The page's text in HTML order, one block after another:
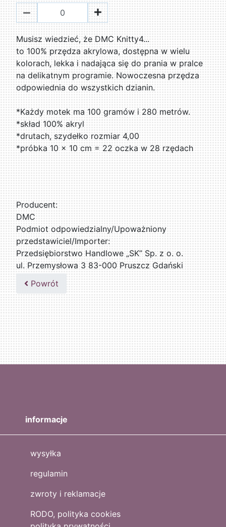
Musisz wiedzieć, że DMC Knitty4...
to 100% przędza akrylowa, dostępna w wielu
kolorach, lekka i nadająca się do prania w pralce
na delikatnym programie. Nowoczesna przędza
odpowiednia do wszystkich dzianin.
*Każdy motek ma 100 gramów i 280 metrów.
*skład 100% akryl
*drutach, szydełko rozmiar 4,00
*próbka 10 x 10 cm = 22 oczka w 28 rzędach
Producent:
DMC
Podmiot odpowiedzialny/Upoważniony
przedstawiciel/Importer:
Przedsiębiorstwo Handlowe „SK” Sp. z o. o.
ul. Przemysłowa 3 83-000 Pruszcz Gdański
509076255
Powrót
informacje
wysyłka
regulamin
zwroty i reklamacje
RODO, polityka cookies